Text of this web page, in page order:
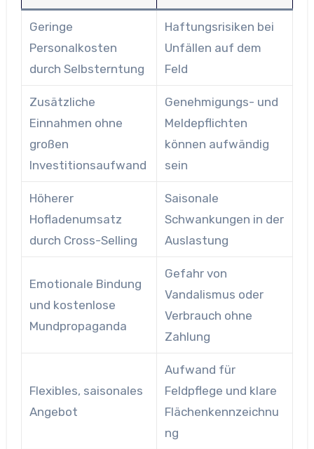
Geringe
Personalkosten
durch Selbsterntung
Haftungsrisiken bei
Unfällen auf dem
Feld
Zusätzliche
Einnahmen ohne
großen
Investitionsaufwand
Genehmigungs- und
Meldepflichten
können aufwändig
sein
Höherer
Hofladenumsatz
durch Cross-Selling
Saisonale
Schwankungen in der
Auslastung
Emotionale Bindung
und kostenlose
Mundpropaganda
Gefahr von
Vandalismus oder
Verbrauch ohne
Zahlung
Flexibles, saisonales
Angebot
Aufwand für
Feldpflege und klare
Flächenkennzeichnu
ng